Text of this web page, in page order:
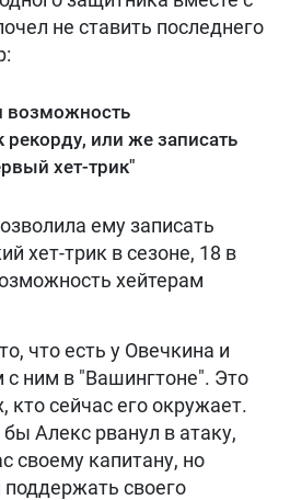
не ставить последнего
возможность
рекорду, или же записать
хет-трик"
ему записать
хет-трик в сезоне, 18 в
хейтерам
что есть у Овечкина и
с ним в "Вашингтоне". Это
кто сейчас его окружает.
Алекс рванул в атаку,
своему капитану, но
своего